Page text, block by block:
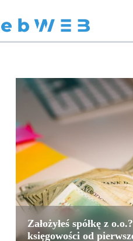
Założyłeś spółkę z
księgowości od